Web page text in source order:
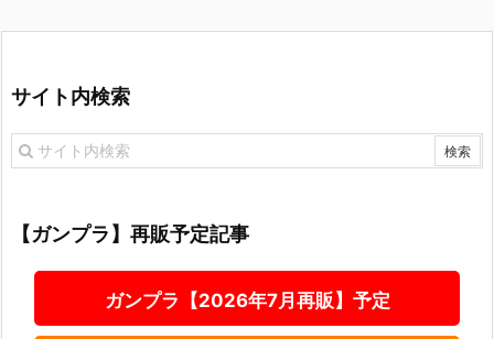
サイト内検索
【ガンプラ】再販予定記事
ガンプラ【2026年7月再販】予定